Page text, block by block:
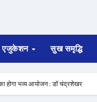
एजुकेशन सुख समृद्धि
होगा भव्य आयोजन : डॉ चंद्रशेखर